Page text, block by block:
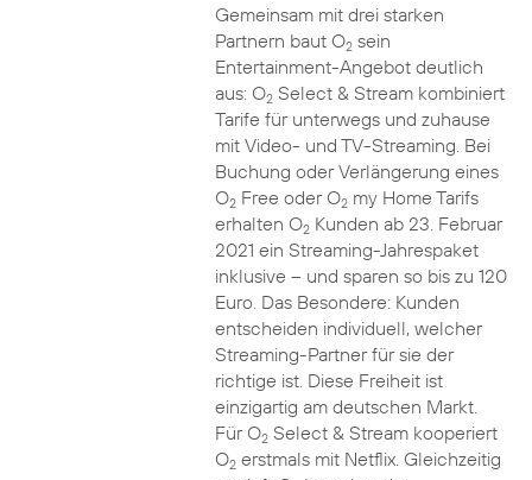
Gemeinsam mit drei starken
Partnern baut O2sein
Entertainment-Angebot deutlich
aus: O2Select & Stream kombiniert
Tarife für unterwegs und zuhause
mit Video- und TV-Streaming. Bei
Buchung oder Verlängerung eines
O2Free oder O2my Home Tarifs
erhalten O2Kunden ab 23. Februar
2021 ein Streaming-Jahrespaket
inklusive – und sparen so bis zu 120
Euro. Das Besondere: Kunden
entscheiden individuell, welcher
Streaming-Partner für sie der
richtige ist. Diese Freiheit ist
einzigartig am deutschen Markt.
Für O2Select & Stream kooperiert
O2erstmals mit Netflix. Gleichzeitig